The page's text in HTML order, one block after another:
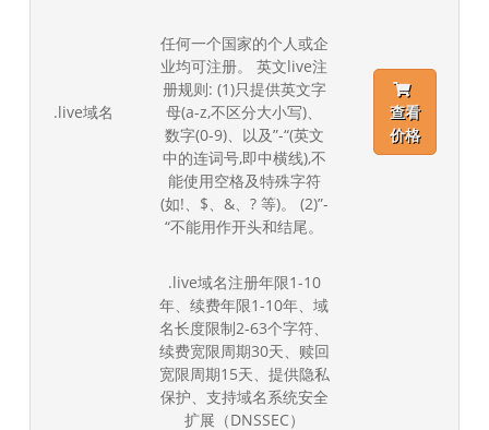
.live域名
任何一个国家的个人或企
业均可注册。 英文live注
册规则: (1)只提供英文字
母(a-z,不区分大小写)、
数字(0-9)、以及”-“(英文
中的连词号,即中横线),不
能使用空格及特殊字符
(如!、$、&、? 等)。 (2)”-
“不能用作开头和结尾。
.live域名注册年限1-10
年、续费年限1-10年、域
名长度限制2-63个字符、
续费宽限周期30天、赎回
宽限周期15天、提供隐私
保护、支持域名系统安全
扩展（DNSSEC）
查看
价格